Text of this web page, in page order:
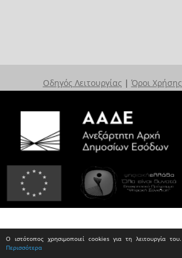
Ο ιστότοπος χρησιμοποιεί cookies για τη λειτουργία του.
Περισσότερα
Οδηγός Λειτουργίας | Όροι Χρήσης